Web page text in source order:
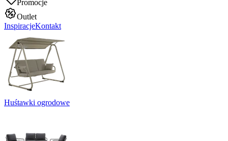
Promocje
Outlet
InspiracjeKontakt
Huśtawki ogrodowe